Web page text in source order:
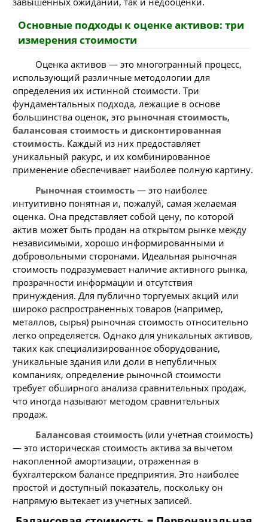
Основные подходы к оценке активов: три
измерения стоимости
Оценка активов — это многогранный процесс,
использующий различные методологии для
определения их истинной стоимости. Три
фундаментальных подхода, лежащие в основе
большинства оценок, это рыночная стоимость,
балансовая стоимость и дисконтированная
стоимость. Каждый из них предоставляет
уникальный ракурс, и их комбинированное
применение обеспечивает наиболее полную картину.
Рыночная стоимость— это наиболее
интуитивно понятная и, пожалуй, самая желаемая
оценка. Она представляет собой цену, по которой
актив может быть продан на открытом рынке между
независимыми, хорошо информированными и
добровольными сторонами. Идеальная рыночная
стоимость подразумевает наличие активного рынка,
прозрачности информации и отсутствия
принуждения. Для публично торгуемых акций или
широко распространенных товаров (например,
металлов, сырья) рыночная стоимость относительно
легко определяется. Однако для уникальных активов,
таких как специализированное оборудование,
уникальные здания или доли в непубличных
компаниях, определение рыночной стоимости
требует обширного анализа сравнительных продаж,
что иногда называют методом сравнительных
продаж.
Балансовая стоимость(или учетная стоимость)
— это историческая стоимость актива за вычетом
накопленной амортизации, отраженная в
бухгалтерском балансе предприятия. Это наиболее
простой и доступный показатель, поскольку он
напрямую вытекает из учетных записей.